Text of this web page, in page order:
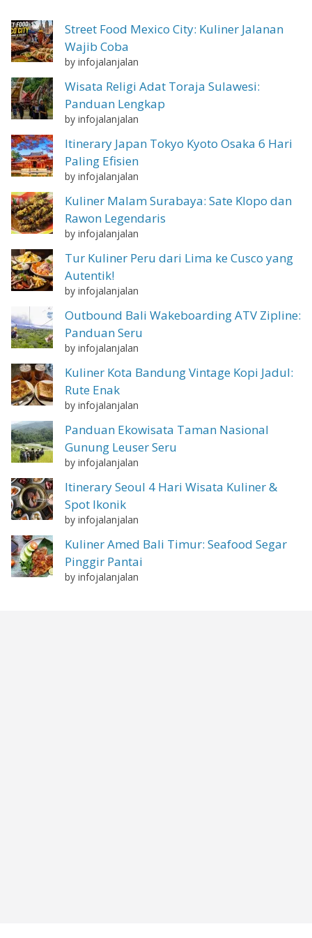
Street Food Mexico City: Kuliner Jalanan
Wajib Coba
by infojalanjalan
Wisata Religi Adat Toraja Sulawesi:
Panduan Lengkap
by infojalanjalan
Itinerary Japan Tokyo Kyoto Osaka 6 Hari
Paling Efisien
by infojalanjalan
Kuliner Malam Surabaya: Sate Klopo dan
Rawon Legendaris
by infojalanjalan
Tur Kuliner Peru dari Lima ke Cusco yang
Autentik!
by infojalanjalan
Outbound Bali Wakeboarding ATV Zipline:
Panduan Seru
by infojalanjalan
Kuliner Kota Bandung Vintage Kopi Jadul:
Rute Enak
by infojalanjalan
Panduan Ekowisata Taman Nasional
Gunung Leuser Seru
by infojalanjalan
Itinerary Seoul 4 Hari Wisata Kuliner &
Spot Ikonik
by infojalanjalan
Kuliner Amed Bali Timur: Seafood Segar
Pinggir Pantai
by infojalanjalan